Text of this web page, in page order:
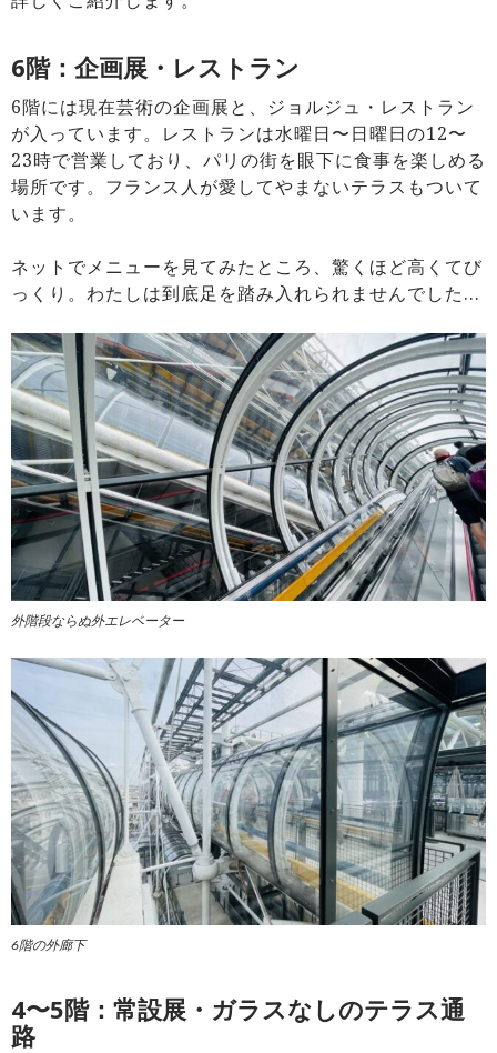
6階：企画展・レストラン
6階には現在芸術の企画展と、ジョルジュ・レストラン
が入っています。レストランは水曜日〜日曜日の12〜
23時で営業しており、パリの街を眼下に食事を楽しめる
場所です。フランス人が愛してやまないテラスもついて
います。
ネットでメニューを見てみたところ、驚くほど高くてび
っくり。わたしは到底足を踏み入れられませんでした…
外階段ならぬ外エレベーター
6階の外廊下
4〜5階：常設展・ガラスなしのテラス通
路